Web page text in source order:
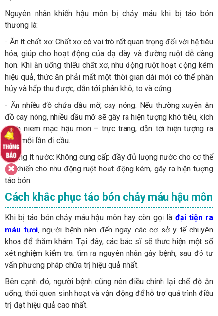
Nguyên nhân khiến hậu môn bị chảy máu khi bị táo bón
thường là:
- Ăn ít chất xơ: Chất xơ có vai trò rất quan trọng đối với hệ tiêu
hóa, giúp cho hoạt động của dạ dày và đường ruột dễ dàng
hơn. Khi ăn uống thiếu chất xơ, nhu động ruột hoạt động kém
hiệu quả, thức ăn phải mất một thời gian dài mới có thể phân
hủy và hấp thu được, dẫn tới phân khô, to và cứng.
- Ăn nhiều đồ chứa dầu mỡ, cay nóng: Nếu thường xuyên ăn
đồ cay nóng, nhiều dầu mỡ sẽ gây ra hiện tượng khó tiêu, kích
thích niêm mạc hậu môn – trực tràng, dẫn tới hiện tượng ra
máu mỗi lần đi cầu.
- Uống ít nước: Không cung cấp đầy đủ lượng nước cho cơ thể
sẽ khiến cho nhu động ruột hoạt động kém, gây ra hiện tượng
táo bón.
Cách khắc phục táo bón chảy máu hậu môn
Khi bị táo bón chảy máu hậu môn hay còn gọi là đại tiện ra
máu tươi, người bệnh nên đến ngay các cơ sở y tế chuyên
khoa để thăm khám. Tại đây, các bác sĩ sẽ thực hiện một số
xét nghiệm kiểm tra, tìm ra nguyên nhân gây bệnh, sau đó tư
vấn phương pháp chữa trị hiệu quả nhất.
Bên cạnh đó, người bệnh cũng nên điều chỉnh lại chế độ ăn
uống, thói quen sinh hoạt và vận động để hỗ trợ quá trình điều
trị đạt hiệu quả cao nhất.